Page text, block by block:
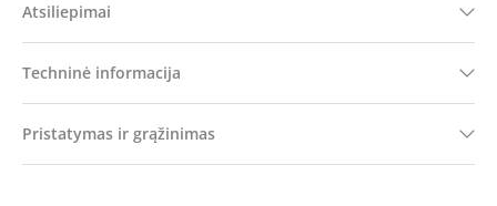
Atsiliepimai
Techninė informacija
Pristatymas ir grąžinimas